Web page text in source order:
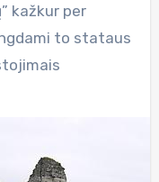
kažkur per
to stataus